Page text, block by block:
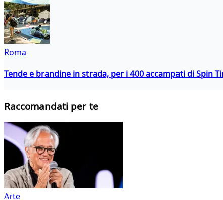
Roma
Tende e brandine in strada, per i 400 accampati di Spin
Raccomandati per te
Arte